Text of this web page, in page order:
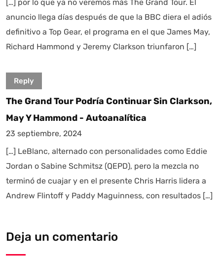
[…] por lo que ya no veremos más The Grand Tour. El
anuncio llega días después de que la BBC diera el adiós
definitivo a Top Gear, el programa en el que James May,
Richard Hammond y Jeremy Clarkson triunfaron […]
Reply
The Grand Tour Podría Continuar Sin Clarkson,
May Y Hammond - Autoanalítica
23 septiembre, 2024
[…] LeBlanc, alternado con personalidades como Eddie
Jordan o Sabine Schmitsz (QEPD), pero la mezcla no
terminó de cuajar y en el presente Chris Harris lidera a
Andrew Flintoff y Paddy Maguinness, con resultados […]
Deja un comentario